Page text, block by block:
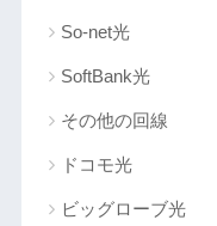
So-net光
SoftBank光
その他の回線
ドコモ光
ビッグローブ光